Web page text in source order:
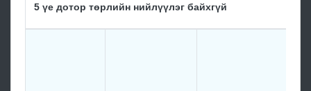
5 үе дотор төрлийн нийлүүлэг байхгүй